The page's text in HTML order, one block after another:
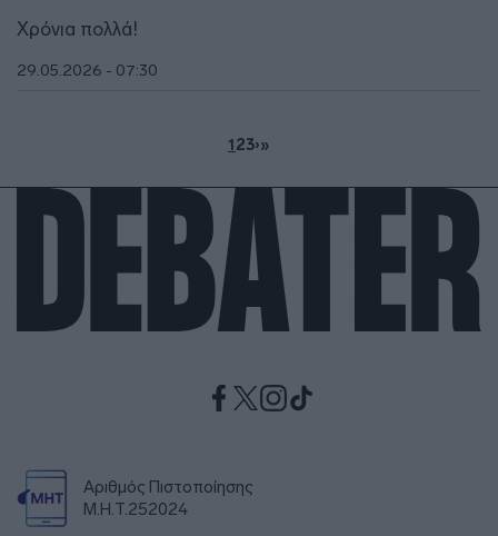
Χρόνια πολλά!
29.05.2026 - 07:30
123›»
Αριθμός Πιστοποίησης
Μ.Η.Τ.252024